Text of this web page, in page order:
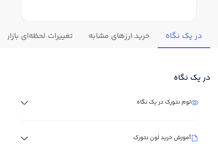
در یک نگاه خرید ارزهای مشابه تغییرات لحظه‌ای بازار
در یک نگاه
لوم نتورک در یک نگاه
آموزش خرید لون نتورک